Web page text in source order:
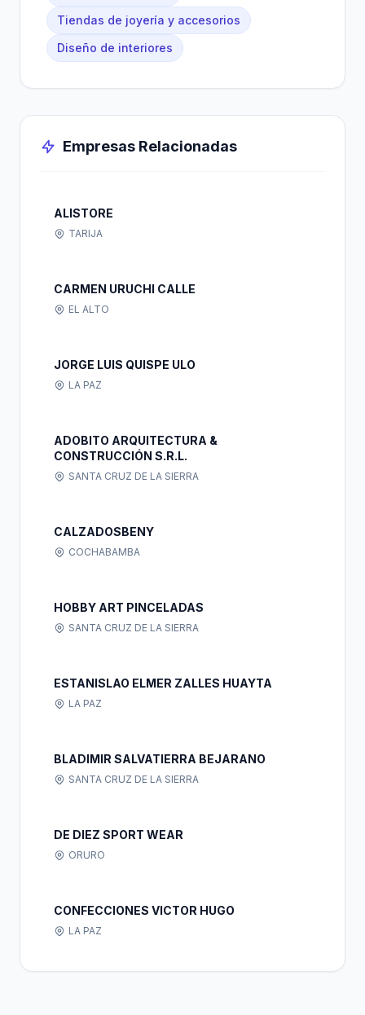
Tiendas de joyería y accesorios
Diseño de interiores
Empresas Relacionadas
ALISTORE
TARIJA
CARMEN URUCHI CALLE
EL ALTO
JORGE LUIS QUISPE ULO
LA PAZ
ADOBITO ARQUITECTURA &
CONSTRUCCIÓN S.R.L.
SANTA CRUZ DE LA SIERRA
CALZADOSBENY
COCHABAMBA
HOBBY ART PINCELADAS
SANTA CRUZ DE LA SIERRA
ESTANISLAO ELMER ZALLES HUAYTA
LA PAZ
BLADIMIR SALVATIERRA BEJARANO
SANTA CRUZ DE LA SIERRA
DE DIEZ SPORT WEAR
ORURO
CONFECCIONES VICTOR HUGO
LA PAZ